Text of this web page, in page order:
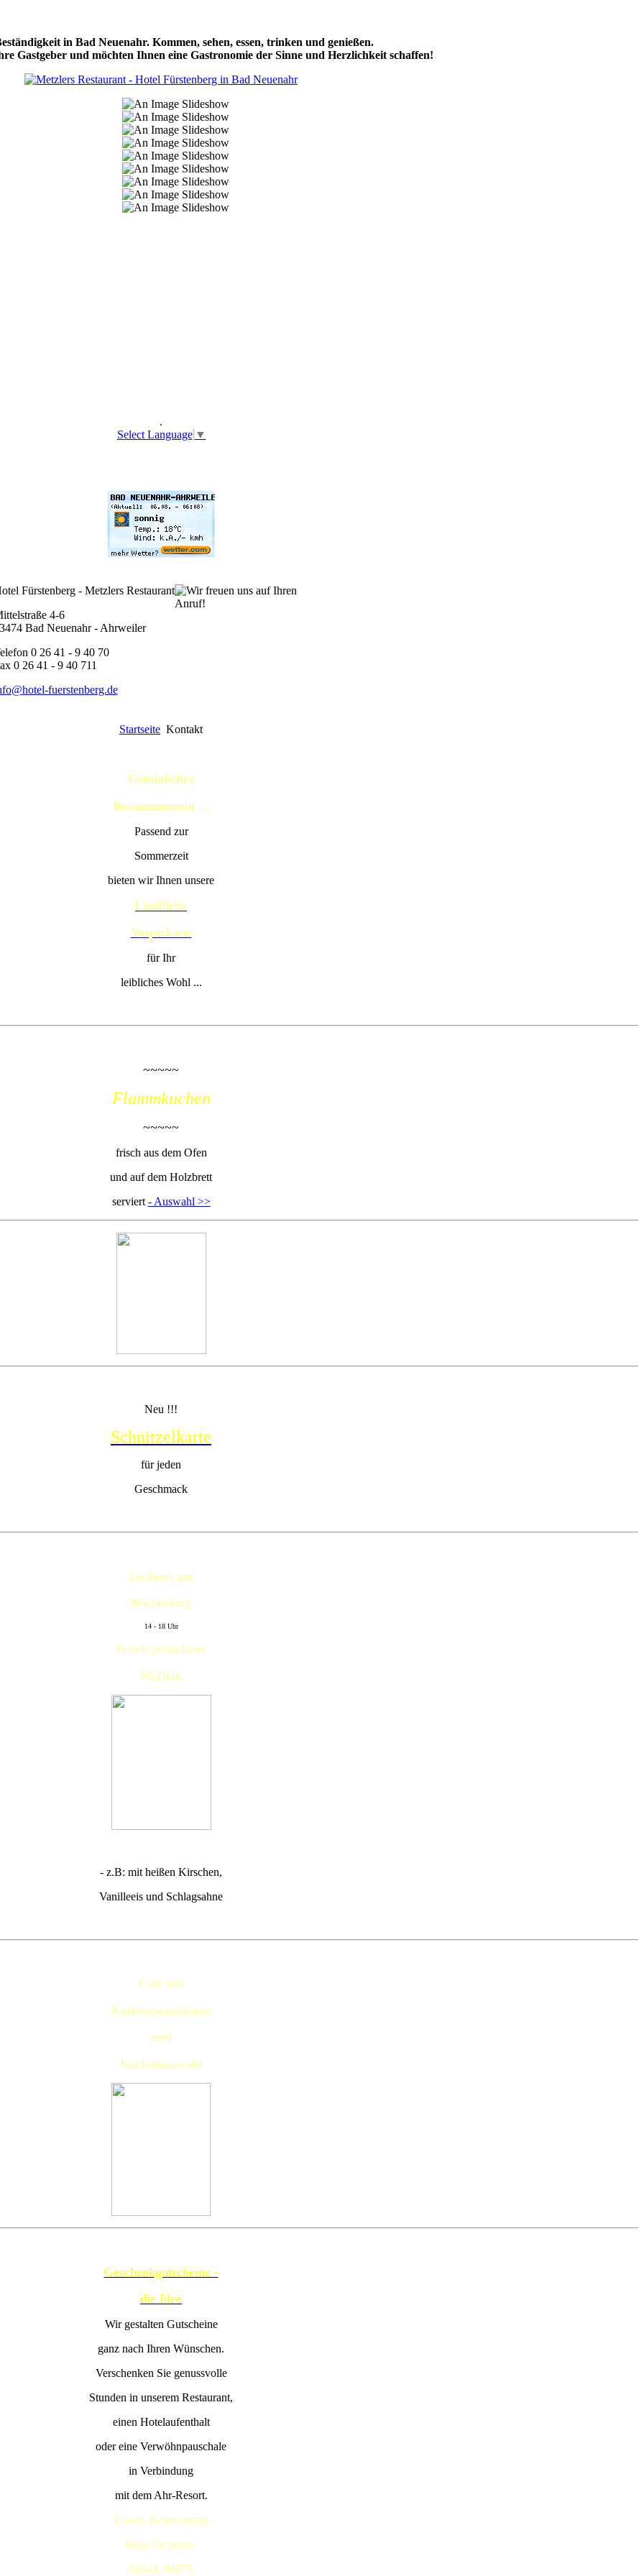
in Bad Neuenahr. Kommen, sehen, essen, trinken und genießen.
Gastgeber und möchten Ihnen eine Gastronomie der Sinne und Herzlichkeit schaffen!
.
Select Language ▼
Fürstenberg - Metzlers Restaurant
4-6
Bad Neuenahr - Ahrweiler
0 26 41 - 9 40 70
0 26 41 - 9 40 711
fuerstenberg.de
Startseite Kontakt
Gemütliches
Beisammensein ...
Passend zur
Sommerzeit
bieten wir Ihnen unsere
Ländliche
Vesperkarte
für Ihr
leibliches Wohl ...
~~~~~
Flammkuchen
~~~~~
frisch aus dem Ofen
und auf dem Holzbrett
serviert - Auswahl >>
Neu !!!
Schnitzelkarte
für jeden
Geschmack
Leckerei am
Nachmittag
14 - 18 Uhr
Frisch gebackene
Waffeln
- z.B: mit heißen Kirschen,
Vanilleeis und Schlagsahne
Café mit
Kaffeespezialitäten
und
Kuchenauswahl
Geschenkgutscheine -
die Idee
Wir gestalten Gutscheine
ganz nach Ihren Wünschen.
Verschenken Sie genussvolle
Stunden in unserem Restaurant,
einen Hotelaufenthalt
oder eine Verwöhnpauschale
in Verbindung
mit dem Ahr-Resort.
Unsere Reservierung
berät Sie gerne.
02641/ 94070